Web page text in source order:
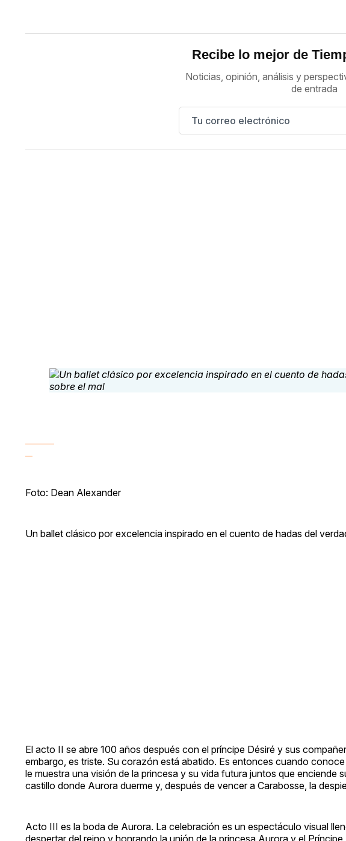
Recibe lo mejor de
Noticias, opinión, análisis y
de entrada
Foto: Dean Alexander
Un ballet clásico por excelencia inspirado en el cuento de hadas del
El acto II se abre 100 años después con el príncipe Désiré y sus
embargo, es triste. Su corazón está abatido. Es entonces cuando
le muestra una visión de la princesa y su vida futura juntos que enciende
castillo donde Aurora duerme y, después de vencer a Carabosse, la
Acto III es la boda de Aurora. La celebración es un espectáculo visual
despertar del reino y honrando la unión de la princesa Aurora y el Príncipe